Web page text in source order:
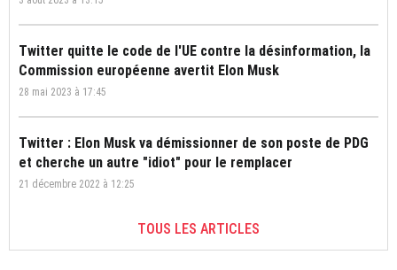
Twitter quitte le code de l'UE contre la désinformation, la
Commission européenne avertit Elon Musk
28 mai 2023 à 17:45
Twitter : Elon Musk va démissionner de son poste de PDG
et cherche un autre "idiot" pour le remplacer
21 décembre 2022 à 12:25
TOUS LES ARTICLES